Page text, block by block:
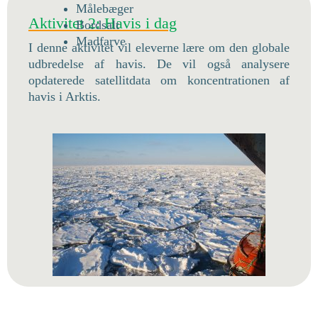
Målebæger
Bordsalt
Madfarve
Aktivitet 2: Havis i dag
I denne aktivitet vil eleverne lære om den globale
udbredelse af havis. De vil også analysere
opdaterede satellitdata om koncentrationen af
havis i Arktis.